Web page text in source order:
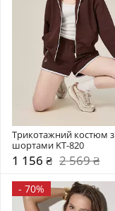
Трикотажний костюм з
шортами KT-820
1 156 ₴ 2 569 ₴
- 70%